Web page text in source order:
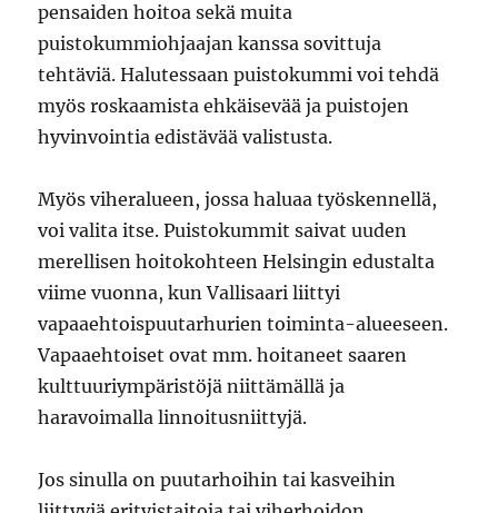
pensaiden hoitoa sekä muita
puistokummiohjaajan kanssa sovittuja
tehtäviä. Halutessaan puistokummi voi tehdä
myös roskaamista ehkäisevää ja puistojen
hyvinvointia edistävää valistusta.
Myös viheralueen, jossa haluaa työskennellä,
voi valita itse. Puistokummit saivat uuden
merellisen hoitokohteen Helsingin edustalta
viime vuonna, kun Vallisaari liittyi
vapaaehtoispuutarhurien toiminta-alueeseen.
Vapaaehtoiset ovat mm. hoitaneet saaren
kulttuuriympäristöjä niittämällä ja
haravoimalla linnoitusniittyjä.
Jos sinulla on puutarhoihin tai kasveihin